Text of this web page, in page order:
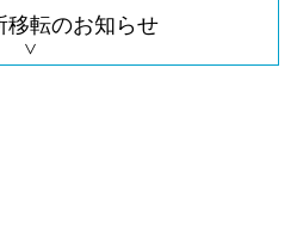
移転のお知らせ